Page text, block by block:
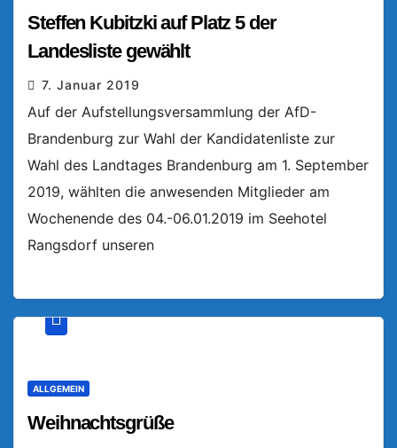
Steffen Kubitzki auf Platz 5 der
Landesliste gewählt
7. Januar 2019
Auf der Aufstellungsversammlung der AfD-
Brandenburg zur Wahl der Kandidatenliste zur
Wahl des Landtages Brandenburg am 1. September
2019, wählten die anwesenden Mitglieder am
Wochenende des 04.-06.01.2019 im Seehotel
Rangsdorf unseren
ALLGEMEIN
Weihnachtsgrüße